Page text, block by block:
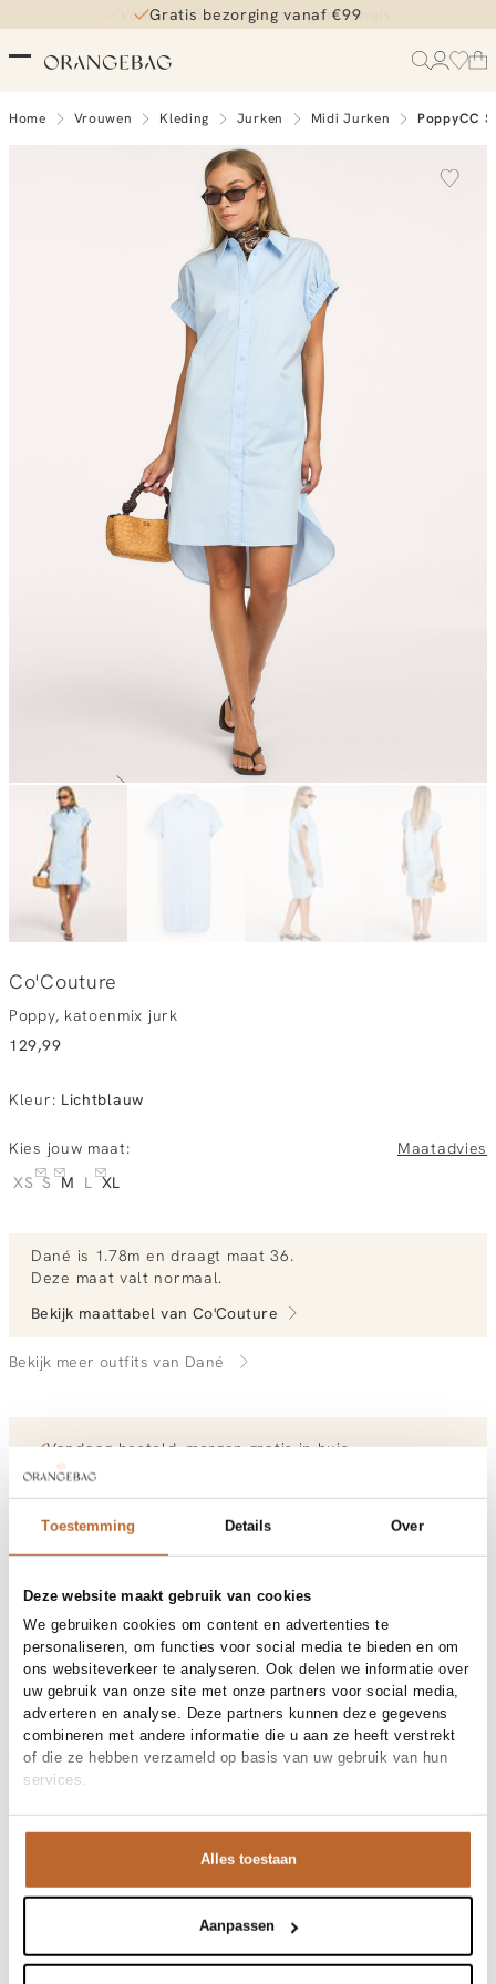
Toestemming Details Over
Deze website maakt gebruik van cookies
We gebruiken cookies om content en advertenties te
personaliseren, om functies voor social media te bieden en om
ons websiteverkeer te analyseren. Ook delen we informatie over
uw gebruik van onze site met onze partners voor social media,
adverteren en analyse. Deze partners kunnen deze gegevens
combineren met andere informatie die u aan ze heeft verstrekt
of die ze hebben verzameld op basis van uw gebruik van hun
services.
Alles toestaan
Aanpassen
Voor 21.45 besteld, morgen in huis
Gratis bezorging vanaf €99
Home Vrouwen Kleding Jurken Midi Jurken PoppyCC
Co'Couture
Poppy, katoenmix jurk
129,99
Kleur: Lichtblauw
Kies jouw maat:
Maatadvies
XS S M L XL
Dané is 1.78m en draagt maat 36.
Deze maat valt normaal.
Bekijk maattabel van Co'Couture
Bekijk meer outfits van Dané
Vandaag besteld, morgen gratis in huis
Gratis bezorging vanaf €99
Fabric
Fabric: 70% cotton, 27%
polyamide, 3% elastane.
Materiaal
Katoen
Reiniging
Maat en pasvorm
Maatadvies
Deze maat valt normaal
Pasvorm
Losvallend
Maat model
36
Productdetails
Merk
Co'Couture
Merk-artikelnummer
500407
Productnaam
Variantnaam
Pale Blue
Productnummer
00039214
Mouwlengte
Korte mouw
Steekzakken
Voering
Niet gevoerd
Verzenden en retour
bestellingen worden verzonden met een track & trace-code,
uur op werkdagen? Dan wordt je pakket vandaag nog
verzonden!
Heb je vragen over onze producten of heb je hulp nodig bij
het plaatsen van een bestelling? Onze klantenservice staat
Shop the look
Deze lichtblauwe doorknoopjurk van Co'Couture is een
echte zomerfavoriet. De speelse ruffles bij de mouwen
geven het klassieke overhemdmodel net dat beetje extra